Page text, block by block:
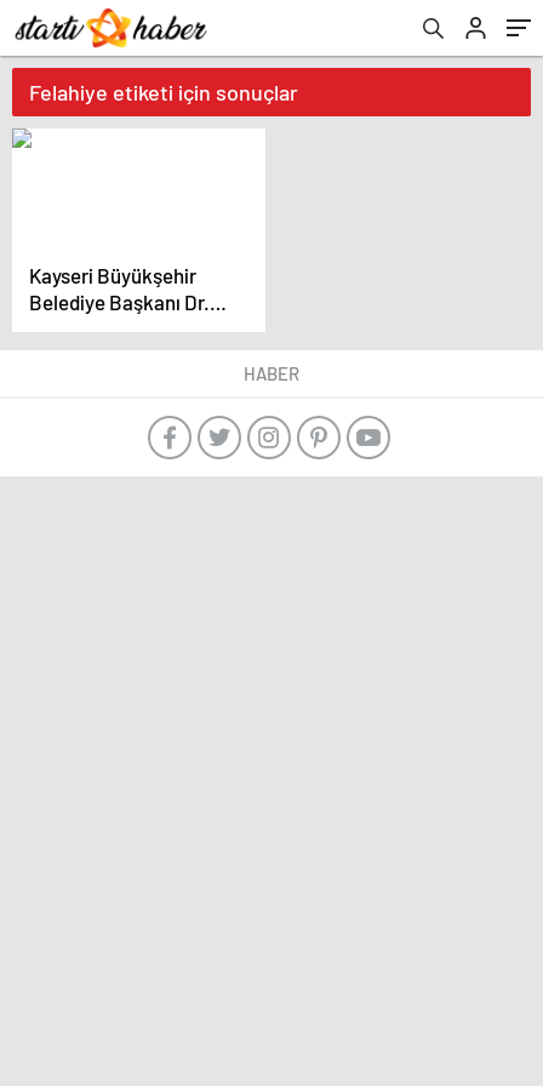
Felahiye etiketi için sonuçlar
Kayseri Büyükşehir
Belediye Başkanı Dr.
Memduh Büyükkılıç
Felahiye’de Projelerin
HABER